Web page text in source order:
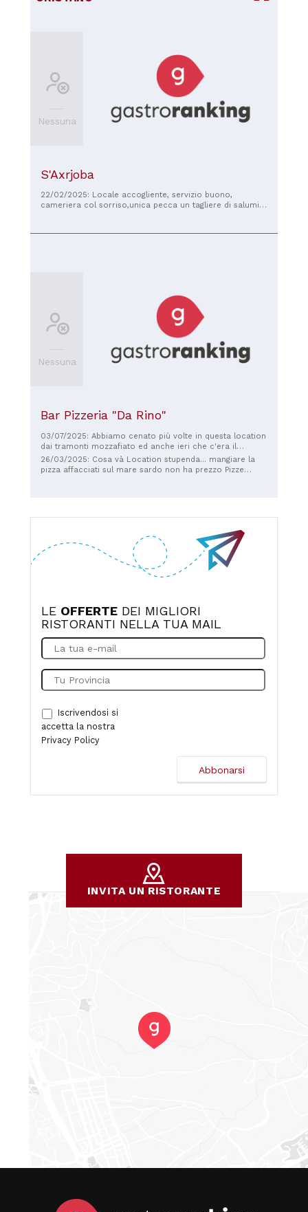
Nessuna
S'Axrjoba
22/02/2025: Locale accogliente, servizio buono,
cameriera col sorriso,unica pecca un tagliere di salumi
Nessuna
Bar Pizzeria "Da Rino"
03/07/2025: Abbiamo cenato più volte in questa location
dai tramonti mozzafiato ed anche ieri che c'era il
pienone, ci hanno servito le gustose pizze e le patatine
fritte con vino acqua e cola. Eravamo in quattro ed il
26/03/2025: Cosa và Location stupenda... mangiare la
pizza affacciati sul mare sardo non ha prezzo Pizze
LE OFFERTE DEI MIGLIORI
RISTORANTI NELLA TUA MAIL
Iscrivendosi si
accetta la nostra
Privacy Policy
INVITA UN RISTORANTE